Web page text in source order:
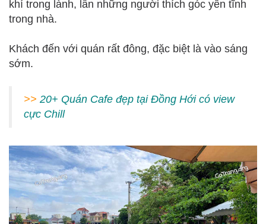
khí trong lành, lẫn những người thích góc yên tĩnh
trong nhà.
Khách đến với quán rất đông, đặc biệt là vào sáng
sớm.
>> 20+ Quán Cafe đẹp tại Đồng Hới có view
cực Chill